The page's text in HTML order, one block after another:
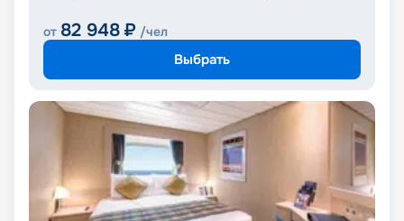
от 82 948 ₽ /чел
Выбрать